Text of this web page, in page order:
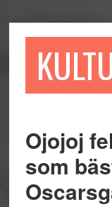
till
till
sidofältet
till
Ojojoj
som